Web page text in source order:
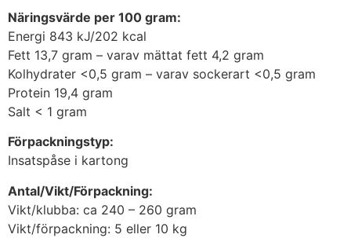
Näringsvärde per 100 gram:
Energi 843 kJ/202 kcal
Fett 13,7 gram – varav mättat fett 4,2 gram
Kolhydrater <0,5 gram – varav sockerart <0,5 gram
Protein 19,4 gram
Salt < 1 gram
Förpackningstyp:
Insatspåse i kartong
Antal/Vikt/Förpackning:
Vikt/klubba: ca 240 – 260 gram
Vikt/förpackning: 5 eller 10 kg